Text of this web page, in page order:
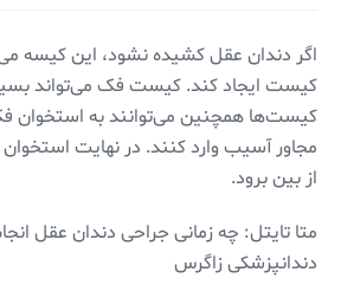
اگر دندان عقل کشیده نشود، این کیسه
کیست ایجاد کند. کیست فک می‌تواند
کیست‌ها همچنین می‌توانند به استخوان
مجاور آسیب وارد کنند. در نهایت
از بین برود.
متا تایتل: چه زمانی جراحی دندان عقل
دندانپزشکی زاگرس